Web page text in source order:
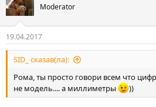
Moderator
19.04.2017
SID_ сказав(ла):
Рома, ты просто говори всем что
не модель.... а миллиметры
))